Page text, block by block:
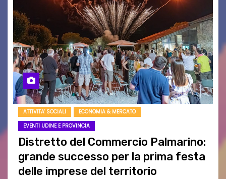
ATTIVITA' SOCIALI
ECONOMIA & MERCATO
EVENTI UDINE E PROVINCIA
Distretto del Commercio Palmarino:
grande successo per la prima festa
delle imprese del territorio